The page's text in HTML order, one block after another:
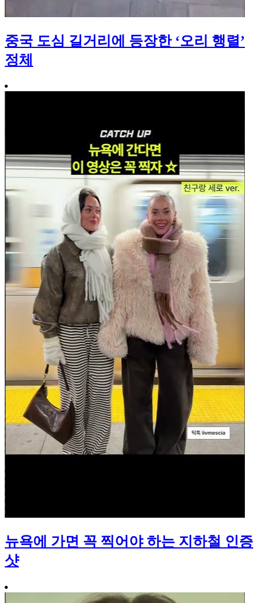
중국 도심 길거리에 등장한 ‘오리 행렬’
정체
뉴욕에 가면 꼭 찍어야 하는 지하철 인증
샷